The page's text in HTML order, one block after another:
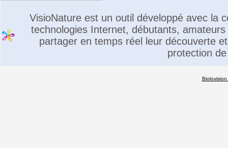
VisioNature est un outil développé avec la
technologies Internet, débutants,
partager en temps réel leur découverte
protection
Biolovision